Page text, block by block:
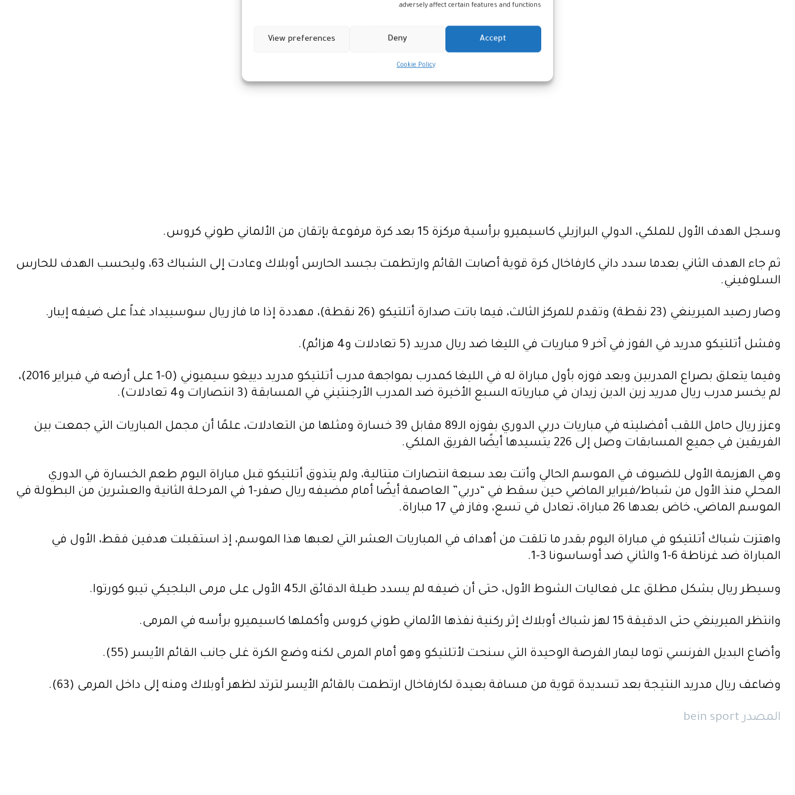
adversely affect certain features and functions.
Accept
Deny
View preferences
Cookie Policy
وسجل الهدف الأول للملكي، الدولي البرازيلي كاسيميرو برأسية مركزة 15 بعد كرة مرفوعة بإتقان من الألماني طوني كروس.
ثم جاء الهدف الثاني بعدما سدد داني كارفاخال كرة قوية أصابت القائم وارتطمت بجسد الحارس أوبلاك وعادت إلى الشباك 63، وليحسب الهدف للحارس
السلوفيني.
وصار رصيد الميرينغي (23 نقطة) وتقدم للمركز الثالث، فيما باتت صدارة أتلتيكو (26 نقطة)، مهددة إذا ما فاز ريال سوسييداد غداً على ضيفه إيبار.
وفشل أتلتيكو مدريد في الفوز في آخر 9 مباريات في الليغا ضد ريال مدريد (5 تعادلات و4 هزائم).
وفيما يتعلق بصراع المدربين وبعد فوزه بأول مباراة له في الليغا كمدرب بمواجهة مدرب أتلتيكو مدريد دييغو سيميوني (0-1 على أرضه في فبراير 2016)،
لم يخسر مدرب ريال مدريد زين الدين زيدان في مبارياته السبع الأخيرة ضد المدرب الأرجنتيني في المسابقة (3 انتصارات و4 تعادلات).
وعزز ريال حامل اللقب أفضليته في مباريات دربي الدوري بفوزه الـ89 مقابل 39 خسارة ومثلها من التعادلات، علمًا أن مجمل المباريات التي جمعت بين
الفريقين في جميع المسابقات وصل إلى 226 يتسيدها أيضًا الفريق الملكي.
وهي الهزيمة الأولى للضيوف في الموسم الحالي وأتت بعد سبعة انتصارات متتالية، ولم يتذوق أتلتيكو قبل مباراة اليوم طعم الخسارة في الدوري
المحلي منذ الأول من شباط/فبراير الماضي حين سقط في “دربي” العاصمة أيضًا أمام مضيفه ريال صفر-1 في المرحلة الثانية والعشرين من البطولة في
الموسم الماضي، خاض بعدها 26 مباراة، تعادل في تسع، وفاز في 17 مباراة.
واهتزت شباك أتلتيكو في مباراة اليوم بقدر ما تلقت من أهداف في المباريات العشر التي لعبها هذا الموسم، إذ استقبلت هدفين فقط، الأول في
المباراة ضد غرناطة 6-1 والثاني ضد أوساسونا 3-1.
وسيطر ريال بشكل مطلق على فعاليات الشوط الأول، حتى أن ضيفه لم يسدد طيلة الدقائق الـ45 الأولى على مرمى البلجيكي تيبو كورتوا.
وانتظر الميرينغي حتى الدقيقة 15 لهز شباك أوبلاك إثر ركنية نفذها الألماني طوني كروس وأكملها كاسيميرو برأسه في المرمى.
وأضاع البديل الفرنسي توما ليمار الفرصة الوحيدة التي سنحت لأتلتيكو وهو أمام المرمى لكنه وضع الكرة غلى جانب القائم الأيسر (55).
وضاعف ريال مدريد النتيجة بعد تسديدة قوية من مسافة بعيدة لكارفاخال ارتطمت بالقائم الأيسر لترتد لظهر أوبلاك ومنه إلى داخل المرمى (63).
المصدر bein sport